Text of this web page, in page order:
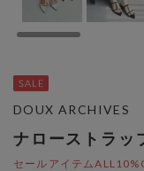
ナローストラッ
セールアイテム
DOUX ARCHIVES